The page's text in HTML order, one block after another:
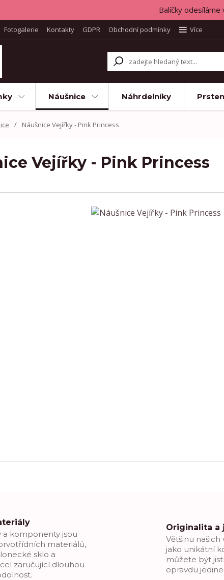
Balíčky odesíláme
Fotogalerie Kontakty GDPR Obchodní podmínky Více
Náušnice Náhrdelníky
Náušnice Vejířky - Pink Princess
Vejířky - Pink Princess
a komponenty jsou
materiálů,
sklo a
zaručující dlouhou
Originalita a
Většinu
jako unikátní
můžete být
opravdu